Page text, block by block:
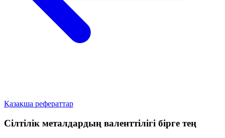
Қазақша рефераттар
Сілтілік металдардың валенттілігі бірге тең